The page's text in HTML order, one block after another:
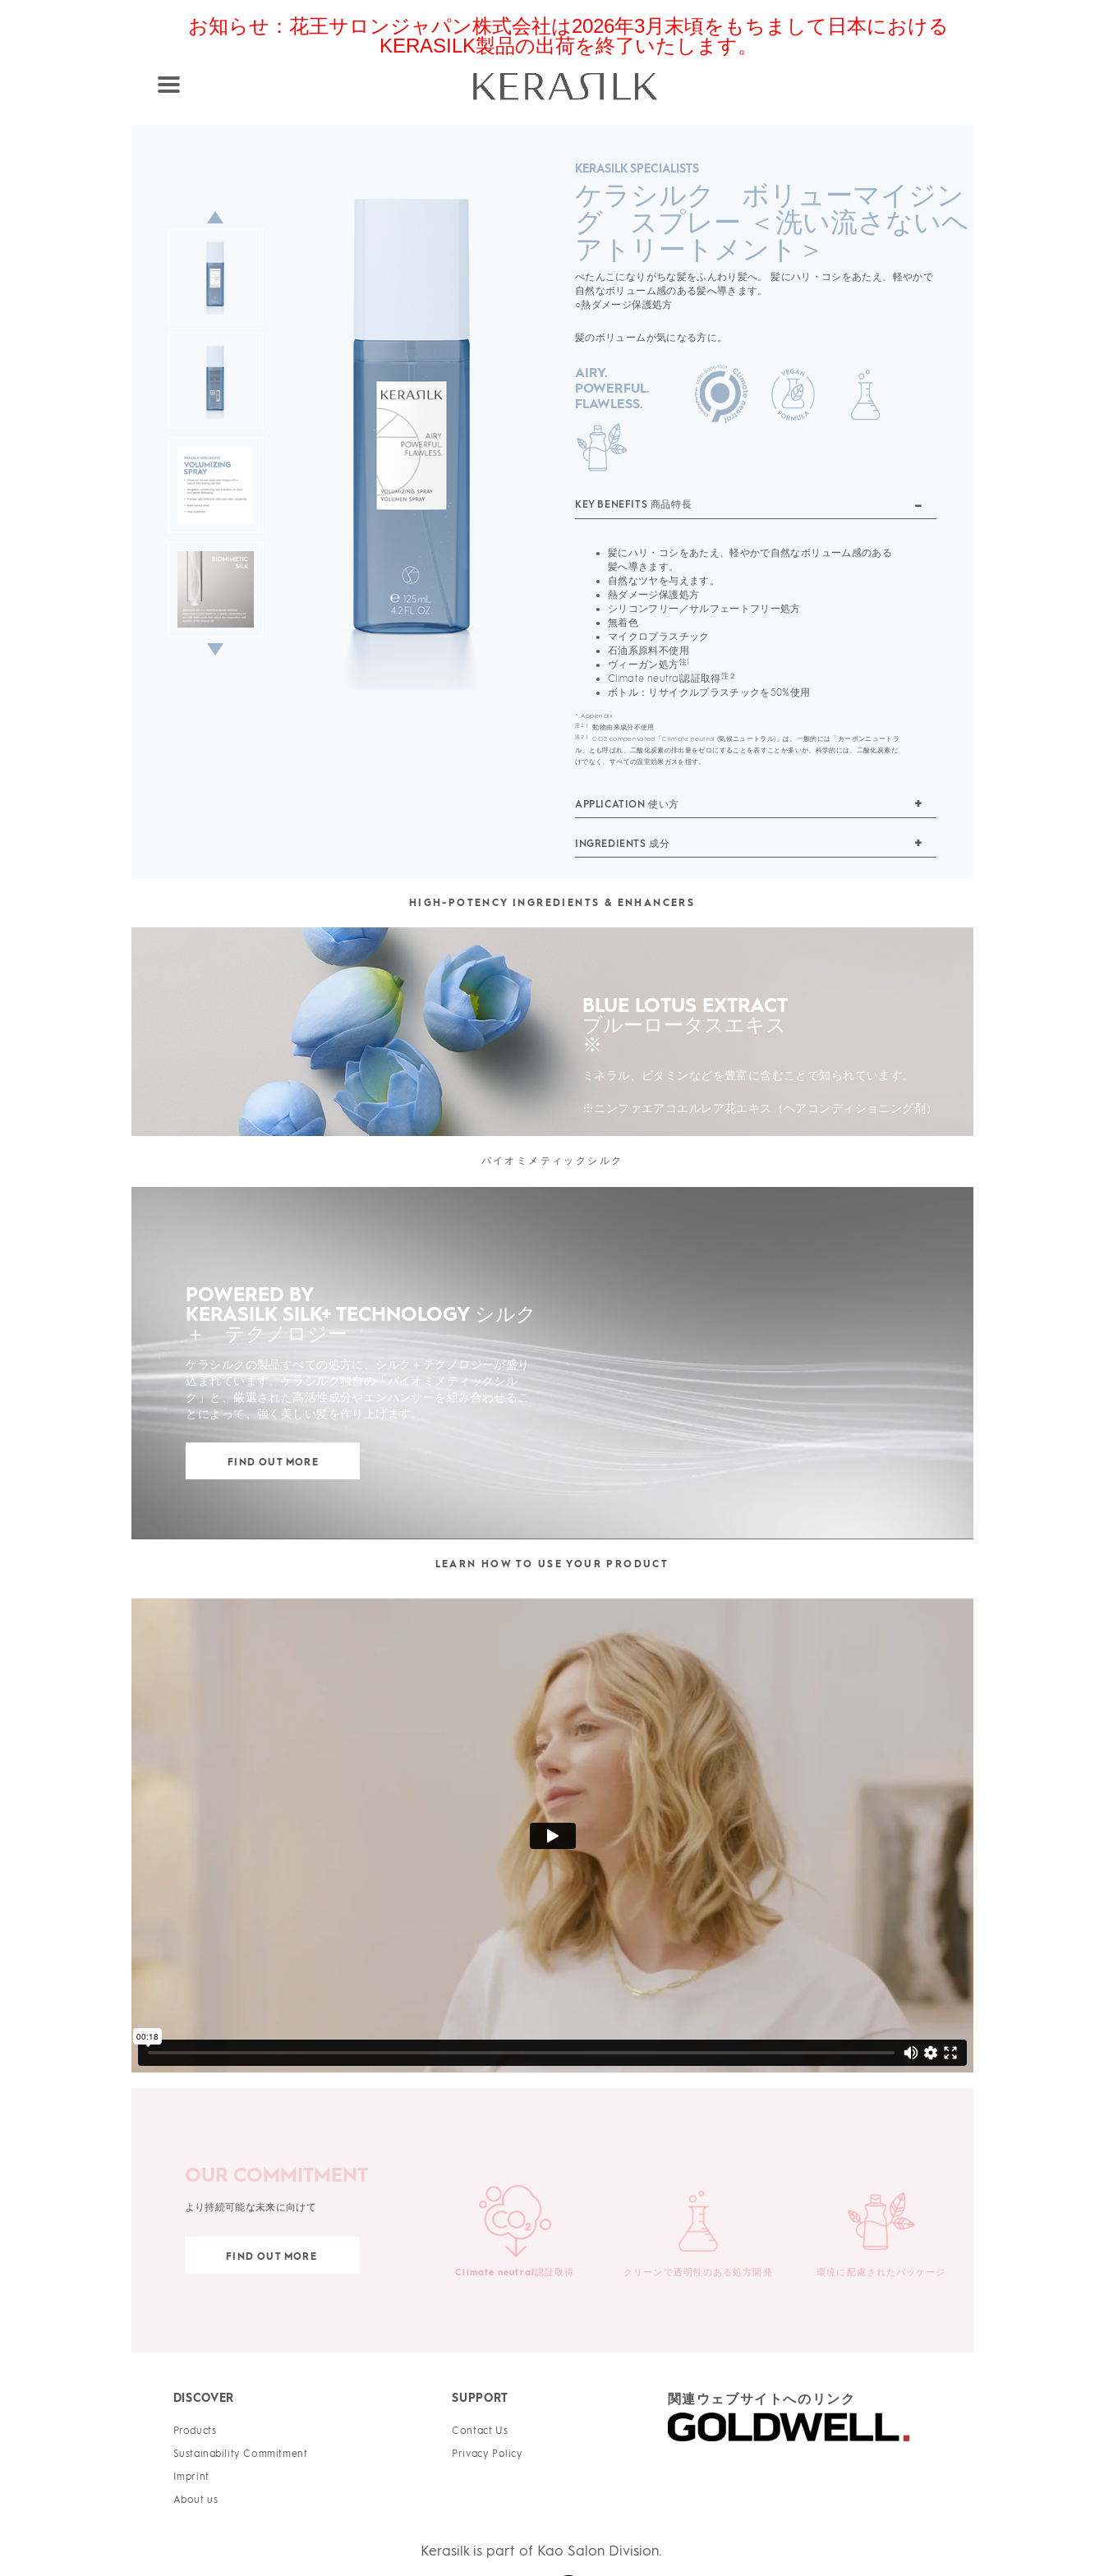
お知らせ：花王サロンジャパン株式会社は2026年3月末頃をもちまして日本における
KERASILK製品の出荷を終了いたします。
KERASILK SPECIALISTS
ケラシルク ボリューマイジン
グ スプレー ＜洗い流さないヘ
アトリートメント＞
ぺたんこになりがちな髪をふんわり髪へ。 髪にハリ・コシをあたえ、軽やかで
自然なボリューム感のある髪へ導きます。
○熱ダメージ保護処方
髪のボリュームが気になる方に。
AIRY.
POWERFUL.
FLAWLESS.
KEY BENEFITS 商品特長
髪にハリ・コシをあたえ、軽やかで自然なボリューム感のある
髪へ導きます。
自然なツヤを与えます。
熱ダメージ保護処方
シリコンフリー／サルフェートフリー処方
無着色
マイクロプラスチック
石油系原料不使用
ヴィーガン処方注1
Climate neutral認証取得注２
ボトル：リサイクルプラスチックを50%使用
* Appendix
注１） 動物由来成分不使用
注２）
CO2 compensated​「Climate neutral (気候ニュートラル)」は、一般的には「カーボンニュートラ
ル」とも呼ばれ、二酸化炭素の排出量をゼロにすることを表すことが多いが、科学的には、二酸化炭素だ
けでなく、すべての温室効果ガスを指す。​
APPLICATION 使い方
INGREDIENTS 成分
HIGH-POTENCY INGREDIENTS & ENHANCERS
BLUE LOTUS EXTRACT
ブルーロータスエキス
※
ミネラル、ビタミンなどを豊富に含むことで知られています。
※ニンファエアコエルレア花エキス（ヘアコンディショニング剤）
バイオミメティックシルク
POWERED BY
KERASILK SILK+ TECHNOLOGY シルク
＋ テクノロジー
ケラシルクの製品すべての処方に、シルク＋テクノロジーが盛り
込まれています。ケラシルク独自の「バイオミメティックシル
ク」と、厳選された高活性成分やエンハンサーを組み合わせるこ
とによって、強く美しい髪を作り上げます。
FIND OUT MORE
LEARN HOW TO USE YOUR PRODUCT
OUR COMMITMENT
より持続可能な未来に向けて
FIND OUT MORE
Climate neutral認証取得 クリーンで透明性のある処方開発 環境に配慮されたパッケージ
DISCOVER
Products
Sustainability Commitment
Imprint
About us
SUPPORT
Contact Us
Privacy Policy
関連ウェブサイトへのリンク
Kerasilk is part of Kao Salon Division.